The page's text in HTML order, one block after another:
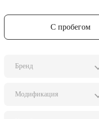
С пробегом
Бренд
Модификация